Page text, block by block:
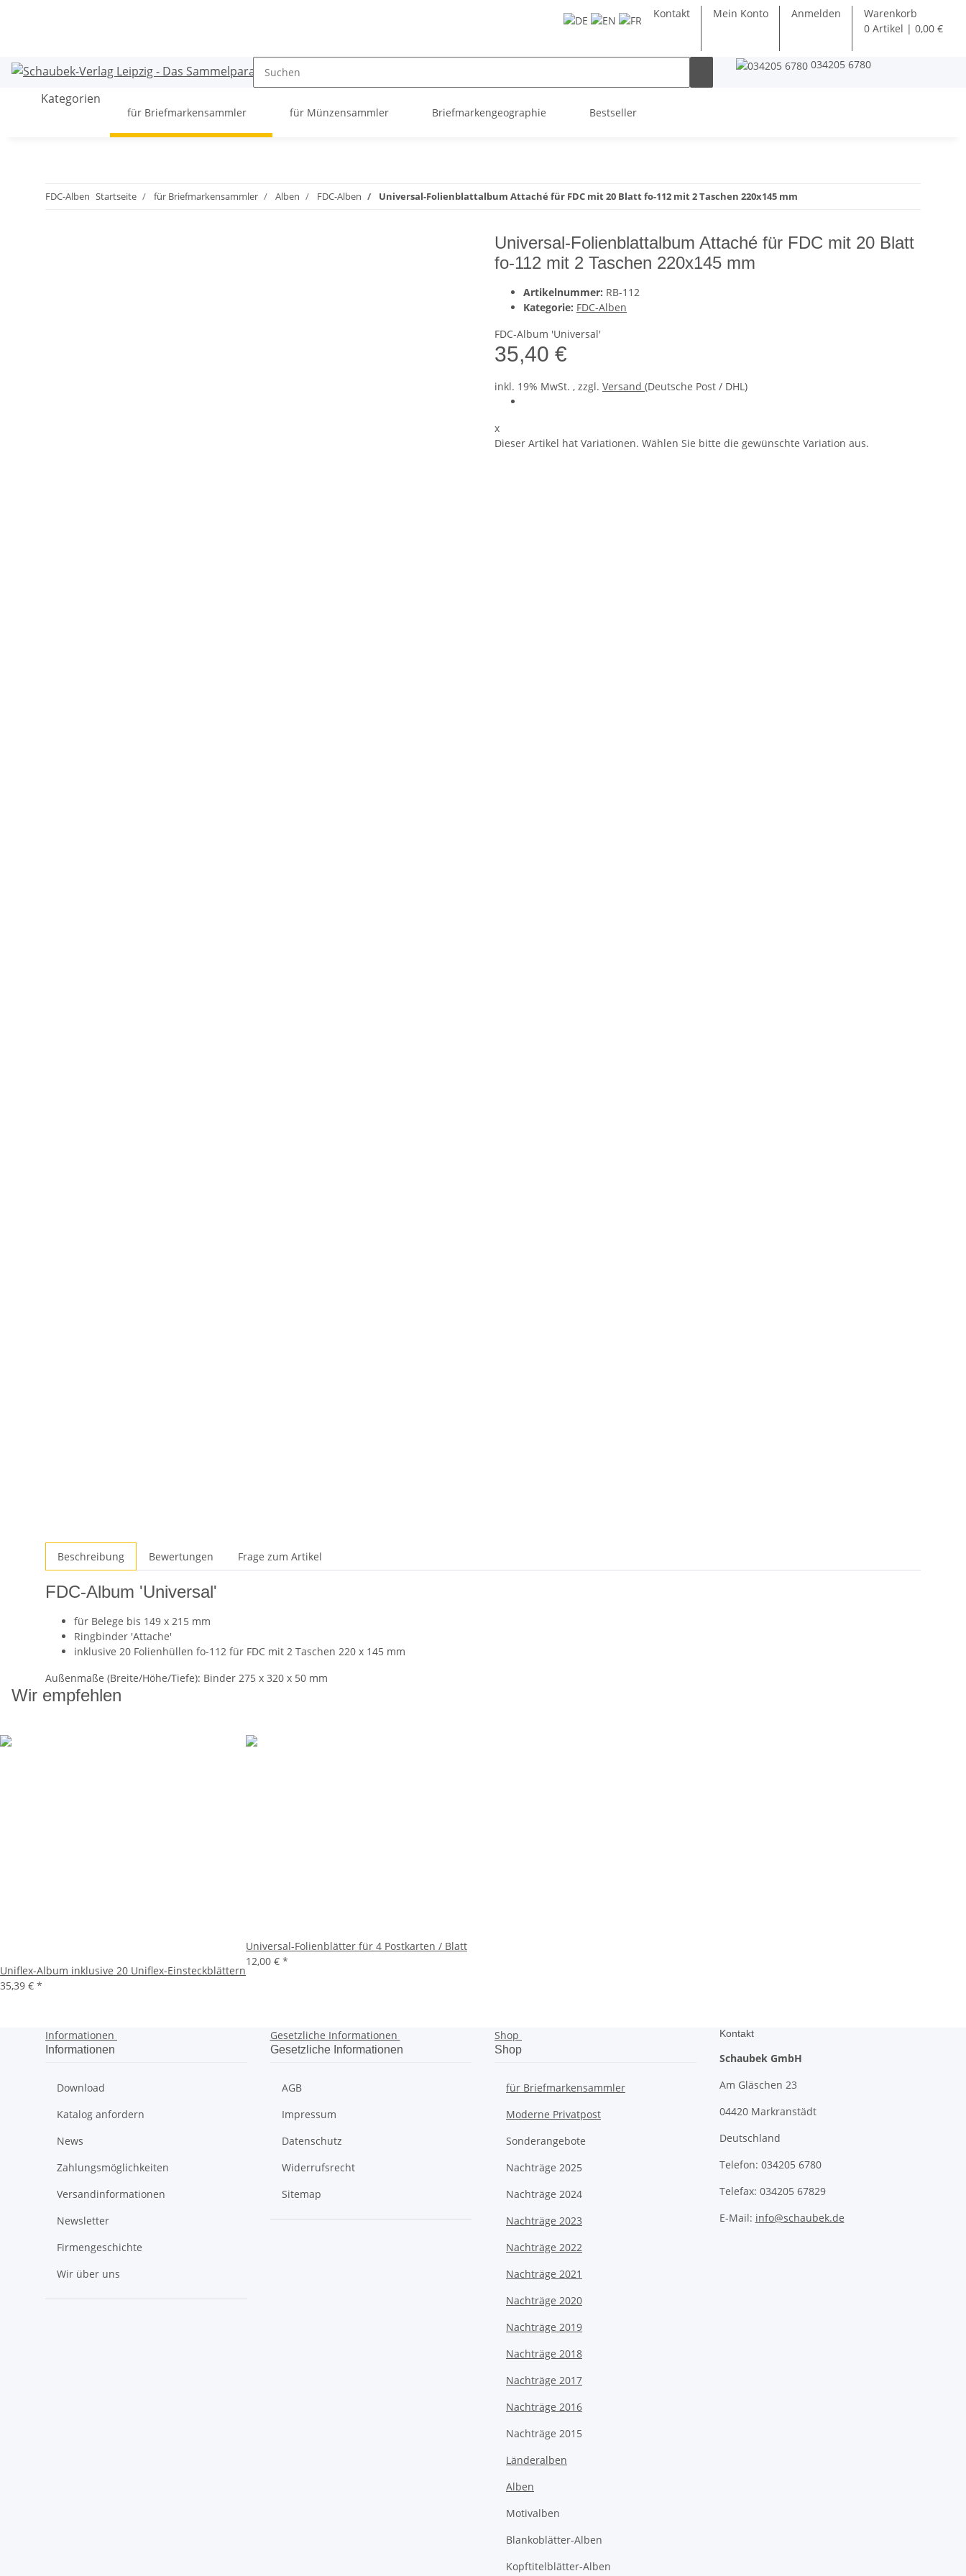
Kontakt Mein Konto Anmelden
Warenkorb
0 Artikel | 0,00 €
034205 6780
Kategorien
für Briefmarkensammler für Münzensammler Briefmarkengeographie Bestseller
FDC-Alben Startseite für Briefmarkensammler Alben FDC-Alben Universal-Folienblattalbum Attaché für FDC mit 20 Blatt fo-112 mit 2 Taschen 220x145 mm
Universal-Folienblattalbum Attaché für FDC mit 20 Blatt
fo-112 mit 2 Taschen 220x145 mm
Artikelnummer: RB-112
Kategorie: FDC-Alben
FDC-Album 'Universal'
35,40 €
inkl. 19% MwSt. , zzgl. Versand (Deutsche Post / DHL)
x
Dieser Artikel hat Variationen. Wählen Sie bitte die gewünschte Variation aus.
Beschreibung Bewertungen Frage zum Artikel
FDC-Album 'Universal'
für Belege bis 149 x 215 mm
Ringbinder 'Attache'
inklusive 20 Folienhüllen fo-112 für FDC mit 2 Taschen 220 x 145 mm
Außenmaße (Breite/Höhe/Tiefe): Binder 275 x 320 x 50 mm
Wir empfehlen
Uniflex-Album inklusive 20 Uniflex-Einsteckblättern
35,39 € *
Universal-Folienblätter für 4 Postkarten / Blatt
12,00 € *
Informationen
Informationen
Download
Katalog anfordern
News
Zahlungsmöglichkeiten
Versandinformationen
Newsletter
Firmengeschichte
Wir über uns
Gesetzliche Informationen
Gesetzliche Informationen
AGB
Impressum
Datenschutz
Widerrufsrecht
Sitemap
Shop
Shop
für Briefmarkensammler
Moderne Privatpost
Sonderangebote
Nachträge 2025
Nachträge 2024
Nachträge 2023
Nachträge 2022
Nachträge 2021
Nachträge 2020
Nachträge 2019
Nachträge 2018
Nachträge 2017
Nachträge 2016
Nachträge 2015
Länderalben
Alben
Motivalben
Blankoblätter-Alben
Kopftitelblätter-Alben
Kontakt
Schaubek GmbH
Am Gläschen 23
04420 Markranstädt
Deutschland
Telefon: 034205 6780
Telefax: 034205 67829
E-Mail: info@schaubek.de